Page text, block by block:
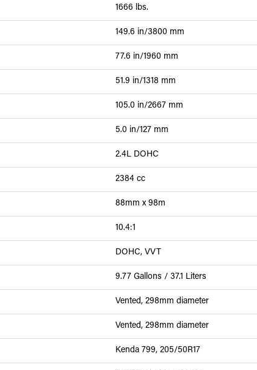
1666 lbs.
149.6 in/3800 mm
77.6 in/1960 mm
51.9 in/1318 mm
105.0 in/2667 mm
5.0 in/127 mm
2.4L DOHC
2384 cc
88mm x 98m
10.4:1
DOHC, VVT
9.77 Gallons / 37.1 Liters
Vented, 298mm diameter
Vented, 298mm diameter
Kenda 799, 205/50R17